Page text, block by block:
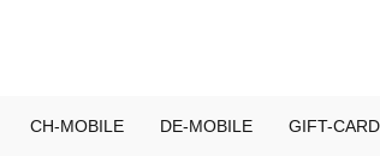
CH-MOBILE DE-MOBILE GIFT-CARD